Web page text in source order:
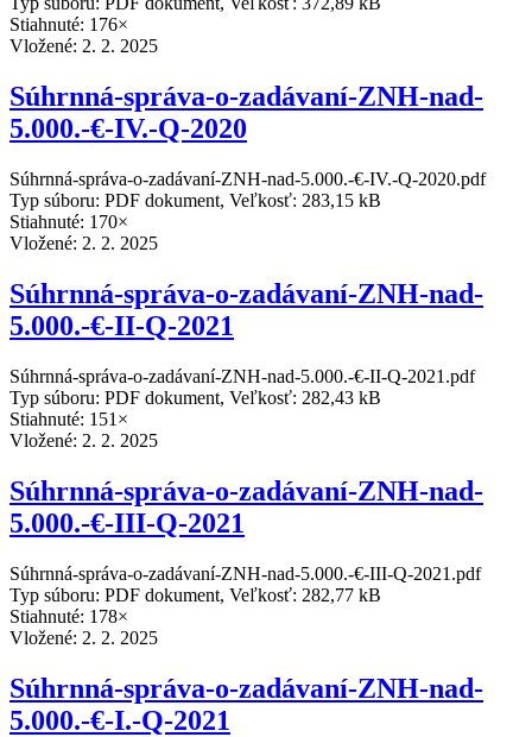
Stiahnuté: 176×
Vložené: 2. 2. 2025
Súhrnná-správa-o-zadávaní-ZNH-nad-
5.000.-€-IV.-Q-2020
Súhrnná-správa-o-zadávaní-ZNH-nad-5.000.-€-IV.-Q-2020.pdf
Typ súboru: PDF dokument, Veľkosť: 283,15 kB
Stiahnuté: 170×
Vložené: 2. 2. 2025
Súhrnná-správa-o-zadávaní-ZNH-nad-
5.000.-€-II-Q-2021
Súhrnná-správa-o-zadávaní-ZNH-nad-5.000.-€-II-Q-2021.pdf
Typ súboru: PDF dokument, Veľkosť: 282,43 kB
Stiahnuté: 151×
Vložené: 2. 2. 2025
Súhrnná-správa-o-zadávaní-ZNH-nad-
5.000.-€-III-Q-2021
Súhrnná-správa-o-zadávaní-ZNH-nad-5.000.-€-III-Q-2021.pdf
Typ súboru: PDF dokument, Veľkosť: 282,77 kB
Stiahnuté: 178×
Vložené: 2. 2. 2025
Súhrnná-správa-o-zadávaní-ZNH-nad-
5.000.-€-I.-Q-2021